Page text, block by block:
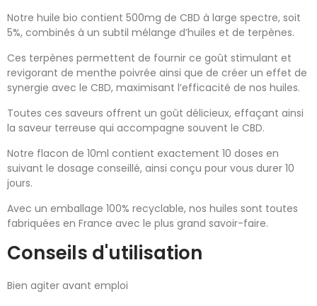
Notre huile bio contient 500mg de CBD à large spectre, soit
5%, combinés à un subtil mélange d’huiles et de terpènes.
Ces terpènes permettent de fournir ce goût stimulant et
revigorant de menthe poivrée ainsi que de créer un effet de
synergie avec le CBD, maximisant l’efficacité de nos huiles.
Toutes ces saveurs offrent un goût délicieux, effaçant ainsi
la saveur terreuse qui accompagne souvent le CBD.
Notre flacon de 10ml contient exactement 10 doses en
suivant le dosage conseillé, ainsi conçu pour vous durer 10
jours.
Avec un emballage 100% recyclable, nos huiles sont toutes
fabriquées en France avec le plus grand savoir-faire.
Conseils d'utilisation
Bien agiter avant emploi